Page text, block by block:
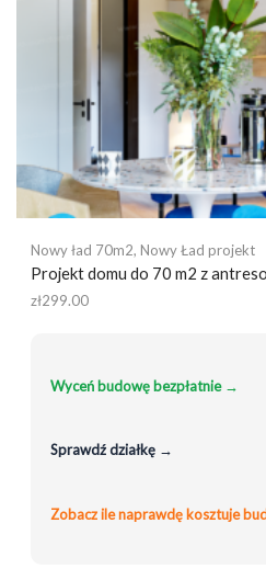
Nowy ład 70m2, Nowy Ład projekt
Projekt domu do 70 m2 z
zł299.00
Wyceń budowę bezpłatnie →
Sprawdź działkę →
Zobacz ile naprawdę kosztuje